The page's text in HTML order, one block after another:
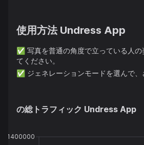
使用方法 Undress App
✅ 写真を普通の角度で立っている人
てください。
✅ ジェネレーションモードを選んで、
の総トラフィック Undress App
1400000